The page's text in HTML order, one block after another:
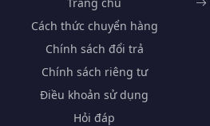
Cách thức chuyển hàng
Chính sách đổi trả
Chính sách riêng tư
Điều khoản sử dụng
Hỏi đáp